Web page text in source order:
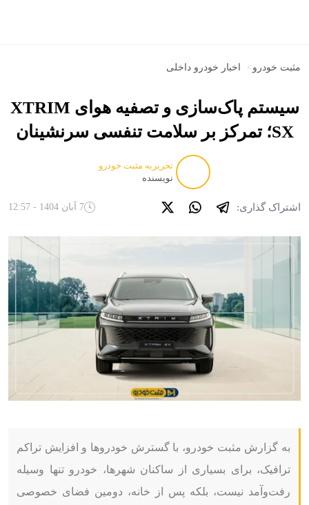
مثبت خودرو> اخبار خودرو داخلی
سیستم پاک‌سازی و تصفیه هوای XTRIM
SX؛ تمرکز بر سلامت تنفسی سرنشینان
تحریریه مثبت خودرو
نویسنده
اشتراک گذاری: 7 آبان 1404 - 12:57
به گزارش مثبت خودرو، با گسترش خودروها و افزایش تراکم
ترافیک، برای بسیاری از ساکنان شهرها، خودرو تنها وسیله
رفت‌وآمد نیست، بلکه پس از خانه، دومین فضای خصوصی